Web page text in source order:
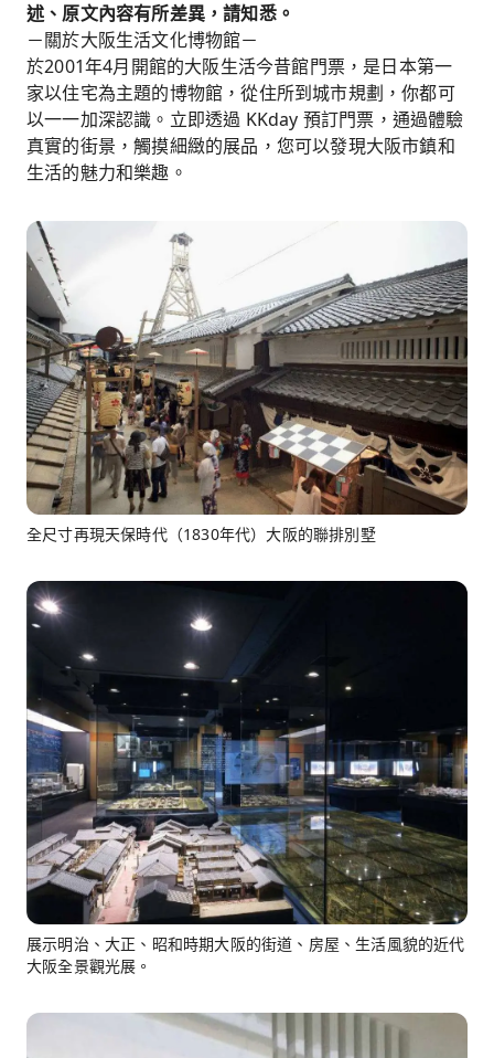
述、原文內容有所差異，請知悉。
－關於大阪生活文化博物館－
於2001年4月開館的大阪生活今昔館門票，是日本第一
家以住宅為主題的博物館，從住所到城市規劃，你都可
以一一加深認識。立即透過 KKday 預訂門票，通過體驗
真實的街景，觸摸細緻的展品，您可以發現大阪市鎮和
生活的魅力和樂趣。
全尺寸再現天保時代（1830年代）大阪的聯排別墅
展示明治、大正、昭和時期大阪的街道、房屋、生活風貌的近代
大阪全景觀光展。